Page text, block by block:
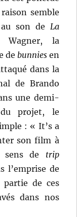
semble
son de La
la
de bunniesen
dans la
de Brando
une demi-
du projet, le
: « It’s a
son film à
sens de trip
l’emprise de
de ces
dans nos